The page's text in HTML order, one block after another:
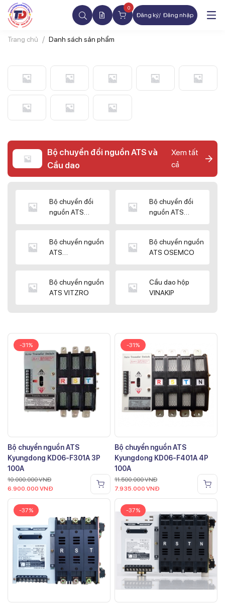
0
Đăng ký Đăng nhập
Trang chủ Danh sách sản phẩm
Bộ chuyển đổi nguồn ATS và
Cầu dao
Xem tất
cả
Bộ chuyển đổi
nguồn ATS
Bộ chuyển đổi
nguồn ATS
Bộ chuyển nguồn
ATS
Bộ chuyển nguồn
ATS OSEMCO
Bộ chuyển nguồn
ATS VITZRO
Cầu dao hộp
VINAKIP
-31%
Bộ chuyển nguồn ATS
Kyungdong KD06-F301A 3P
100A
10.000.000VNĐ
6.900.000 VNĐ
-31%
Bộ chuyển nguồn ATS
Kyungdong KD06-F401A 4P
100A
11.500.000VNĐ
7.935.000 VNĐ
-37% -37%